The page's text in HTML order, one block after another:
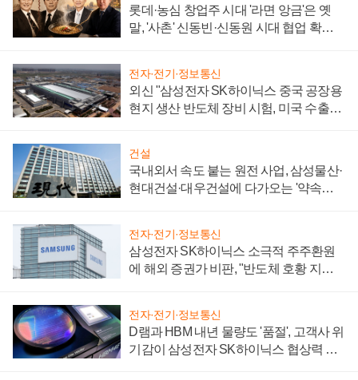
롯데·농심 창업주 시대 '라면 앙금'은 옛
말, '사촌' 신동빈·신동원 시대 협업 확대
전자·전기·정보통신
외신 "삼성전자 SK하이닉스 중국 공장용
현지 생산 반도체 장비 시험, 미국 수출통
건설
국내외서 속도 붙는 원전 사업, 삼성물산·
현대건설·대우건설에 다가오는 '약속의
전자·전기·정보통신
삼성전자 SK하이닉스 소극적 주주환원
에 해외 증권가 비판, "반도체 호황 지속
전자·전기·정보통신
D램과 HBM 내년 물량도 '품절', 고객사 위
기감이 삼성전자 SK하이닉스 협상력 더